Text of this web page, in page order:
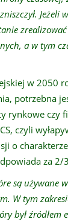
a w tym
w 2050
potrzebna
rynkowe czy
czyli
o
za 2/
są używane
W tym
był źródłem